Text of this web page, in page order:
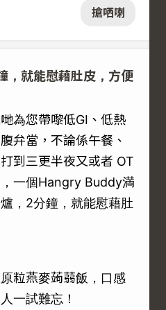
搶哂喇
，就能慰藉肚皮，方便
為您帶嚟低GI、低熱
弁當，不論係午餐、
到三更半夜又或者 OT
一個Hangry Buddy満
，2分鐘，就能慰藉肚
粒燕麥蒟蒻飯，口感
一試難忘！